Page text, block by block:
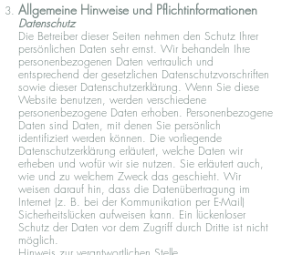
Allgemeine Hinweise und Pflichtinformationen
Datenschutz
Die Betreiber dieser Seiten nehmen den Schutz Ihrer
persönlichen Daten sehr ernst. Wir behandeln Ihre
personenbezogenen Daten vertraulich und
entsprechend der gesetzlichen Datenschutzvorschriften
sowie dieser Datenschutzerklärung. Wenn Sie diese
Website benutzen, werden verschiedene
personenbezogene Daten erhoben. Personenbezogene
Daten sind Daten, mit denen Sie persönlich
identifiziert werden können. Die vorliegende
Datenschutzerklärung erläutert, welche Daten wir
erheben und wofür wir sie nutzen. Sie erläutert auch,
wie und zu welchem Zweck das geschieht. Wir
weisen darauf hin, dass die Datenübertragung im
Internet (z. B. bei der Kommunikation per E-Mail)
Sicherheitslücken aufweisen kann. Ein lückenloser
Schutz der Daten vor dem Zugriff durch Dritte ist nicht
möglich.